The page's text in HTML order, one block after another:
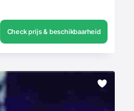
Check prijs & beschikbaarheid